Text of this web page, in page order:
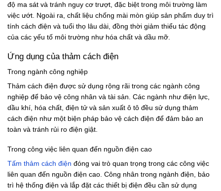
độ ma sát và tránh nguy cơ trượt, đặc biệt trong môi trường làm
việc ướt. Ngoài ra, chất liệu chống mài mòn giúp sản phẩm duy trì
tính cách điện và tuổi thọ lâu dài, đồng thời giảm thiểu tác động
của các yếu tố môi trường như hóa chất và dầu mỡ.
Ứng dụng của thảm cách điện
Trong ngành công nghiệp
Thảm cách điện được sử dụng rộng rãi trong các ngành công
nghiệp để bảo vệ công nhân và tài sản. Các ngành như điện lực,
dầu khí, hóa chất, điện tử và sản xuất ô tô đều sử dụng thảm
cách điện như một biện pháp bảo vệ cách điện để đảm bảo an
toàn và tránh rủi ro điện giật.
Trong công việc liên quan đến nguồn điện cao
Tấm thảm cách điện đóng vai trò quan trọng trong các công việc
liên quan đến nguồn điện cao. Công nhân trong ngành điện, bảo
trì hệ thống điện và lắp đặt các thiết bị điện đều cần sử dụng